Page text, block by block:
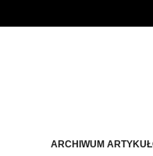
ARCHIWUM